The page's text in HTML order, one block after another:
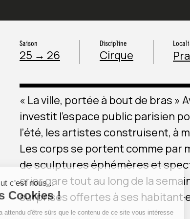
Saison
25 → 26
Discipline
Cirque
« La ville, portée à bout de bras »
investit l’espace public parisien
l’été, les artistes construisent, à
Les corps se portent comme par
de sculptures éphémères et
crier gare tout au long de la
surprises offertes à ses